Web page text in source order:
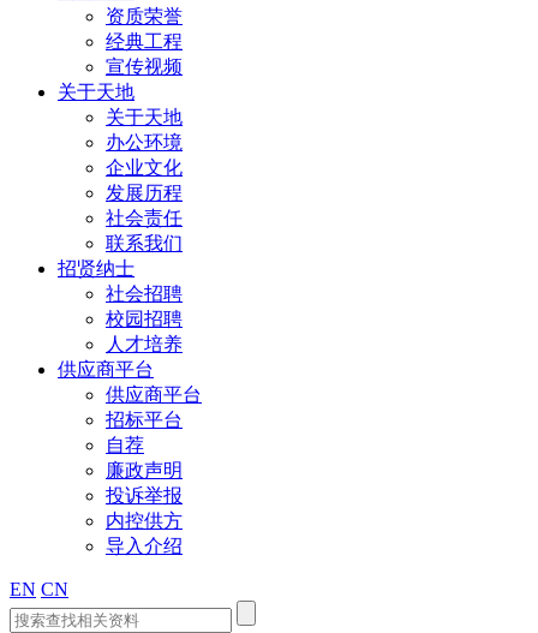
资质荣誉
经典工程
宣传视频
关于天地
关于天地
办公环境
企业文化
发展历程
社会责任
联系我们
招贤纳士
社会招聘
校园招聘
人才培养
供应商平台
供应商平台
招标平台
自荐
廉政声明
投诉举报
内控供方
导入介绍
EN CN